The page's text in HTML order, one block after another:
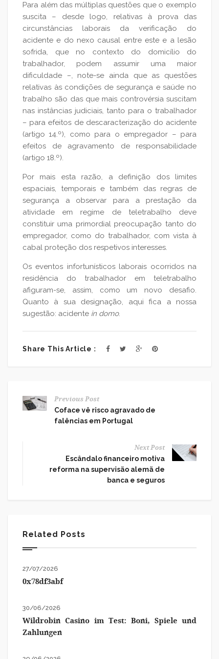
Para além das múltiplas questões que o exemplo
suscita – desde logo, relativas à prova das
circunstâncias laborais da verificação do
acidente e do nexo causal entre este e a lesão
sofrida, que no contexto do domicílio do
trabalhador, podem assumir uma maior
dificuldade –, note-se ainda que as questões
relativas às condições de segurança e saúde no
trabalho são das que mais controvérsia suscitam
nas instâncias judiciais, tanto para o trabalhador
– para efeitos de descaracterização do acidente
(artigo 14.º), como para o empregador – para
efeitos de agravamento de responsabilidade
(artigo 18.º).
Por mais esta razão, a definição dos limites
espaciais, temporais e também das regras de
segurança a observar para a prestação da
atividade em regime de teletrabalho deve
constituir uma primordial preocupação tanto do
empregador, como do trabalhador, com vista à
cabal proteção dos respetivos interesses.
Os eventos infortunísticos laborais ocorridos na
residência do trabalhador em teletrabalho
afiguram-se, assim, como um novo desafio.
Quanto à sua designação, aqui fica a nossa
sugestão: acidente in domo.
Share This Article :
Previous Post
Coface vê risco agravado de
falências em Portugal
Next Post
Escândalo financeiro motiva
reforma na supervisão alemã de
banca e seguros
Related Posts
27/07/2026
0x78df3abf
30/06/2026
Wildrobin Casino im Test: Boni, Spiele und
Zahlungen